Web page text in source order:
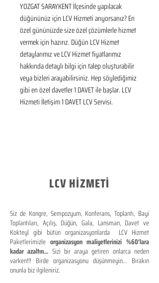
YOZGAT SARAYKENT İlçesinde yapılacak
düğününüz için LCV Hizmeti arıyorsanız? En
özel gününüzde size özel çözümlerle hizmet
vermek için hazırız. Düğün LCV Hizmet
detaylarımız ve LCV Hizmet fiyatlarımız
hakkında detaylı bilgi için talep oluşturabilir
veya bizleri arayabilirsiniz. Hep söylediğimiz
gibi en özel davetler 1 DAVET ile başlar. LCV
Hizmeti İletişim 1 DAVET LCV Servisi.
LCV HİZMETİ
Siz de Kongre, Sempozyum, Konferans, Toplantı, Bayi
Toplantıları, Açılış, Düğün, Gala, Lansman, Davet ve
Kokteyl gibi bütün organizasyonlarda LCV Hizmet
Paketlerimizle organizasyon maliyetlerinizi %60'lara
kadar azaltın... Sizi bir araya getiren onlarca neden
varken!!! Birde organizasyonu düşünmeyin... Bırakın
onunla biz ilgileniriz.